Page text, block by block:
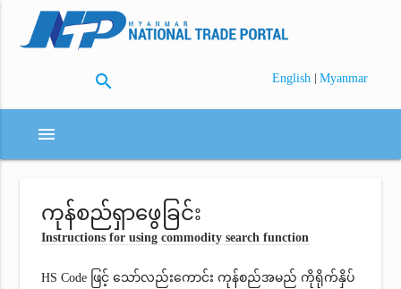
search English | Myanmar
menu
ကုန်စည်ရှာဖွေခြင်း
Instructions for using commodity search function
HS Code ဖြင့် သော်လည်းကောင်း ကုန်စည်အမည် ကိုရိုက်နှိပ်